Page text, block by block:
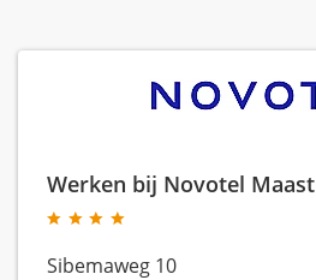
Werken bij Novotel
Sibemaweg 10